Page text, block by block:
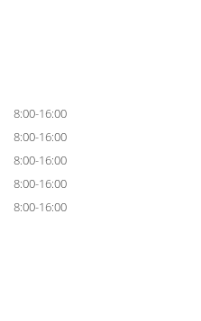
8:00-16:00
8:00-16:00
8:00-16:00
8:00-16:00
8:00-16:00